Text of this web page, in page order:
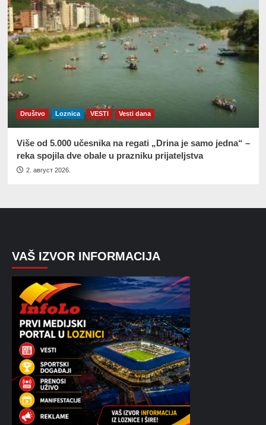
Društvo Loznica VESTI Vesti dana
Više od 5.000 učesnika na regati „Drina je samo jedna“ –
reka spojila dve obale u prazniku prijateljstva
2. август 2026.
VAŠ IZVOR INFORMACIJA